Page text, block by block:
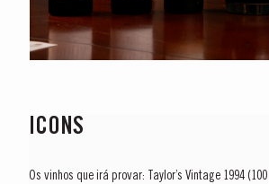
ICONS
Os vinhos que irá provar: Taylor’s Vintage 1994